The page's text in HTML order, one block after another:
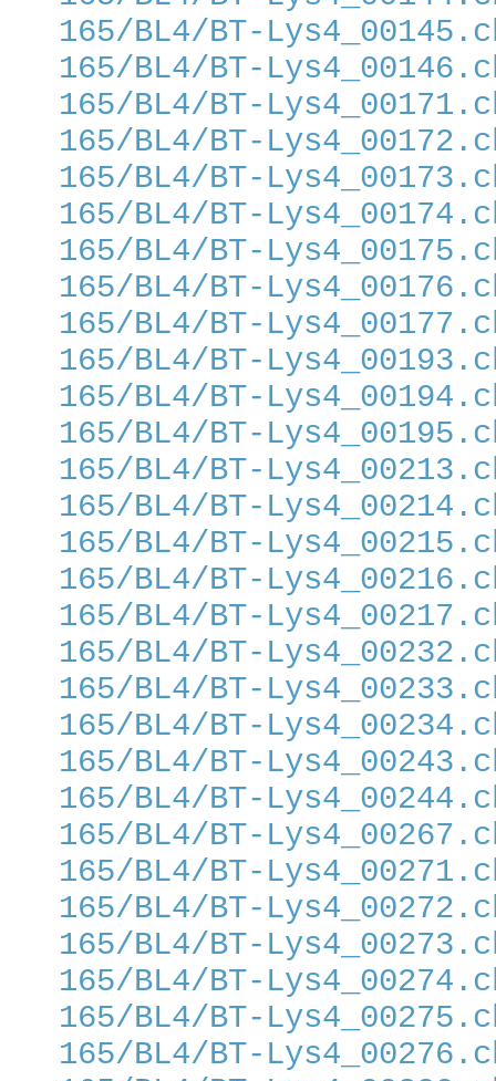
165/BL4/BT-
165/BL4/BT-
165/BL4/BT-
165/BL4/BT-
165/BL4/BT-
165/BL4/BT-
165/BL4/BT-
165/BL4/BT-
165/BL4/BT-
165/BL4/BT-
165/BL4/BT-
165/BL4/BT-
165/BL4/BT-
165/BL4/BT-
165/BL4/BT-
165/BL4/BT-
165/BL4/BT-
165/BL4/BT-
165/BL4/BT-
165/BL4/BT-
165/BL4/BT-
165/BL4/BT-
165/BL4/BT-
165/BL4/BT-
165/BL4/BT-
165/BL4/BT-
165/BL4/BT-
165/BL4/BT-
165/BL4/BT-